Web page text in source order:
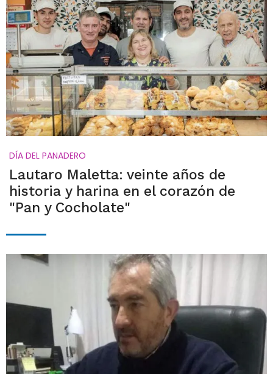
DÍA DEL PANADERO
Lautaro Maletta: veinte años de
historia y harina en el corazón de
"Pan y Cocholate"